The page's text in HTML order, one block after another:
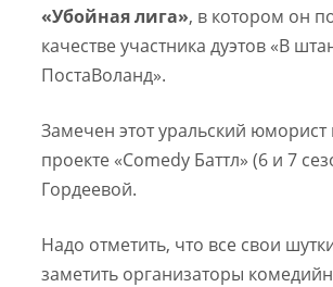
«Убойная лига», в котором он
качестве участника дуэтов «В
ПостаВоланд».
Замечен этот уральский юморист
проекте «Comedy Баттл» (6 и 7
Гордеевой.
Надо отметить, что все свои
заметить организаторы